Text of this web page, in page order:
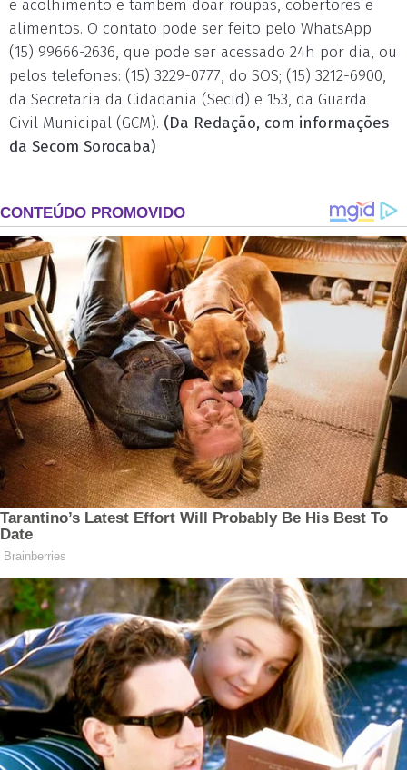
e acolhimento e também doar roupas, cobertores e
alimentos. O contato pode ser feito pelo WhatsApp
(15) 99666-2636, que pode ser acessado 24h por dia, ou
pelos telefones: (15) 3229-0777, do SOS; (15) 3212-6900,
da Secretaria da Cidadania (Secid) e 153, da Guarda
Civil Municipal (GCM). (Da Redação, com informações
da Secom Sorocaba)